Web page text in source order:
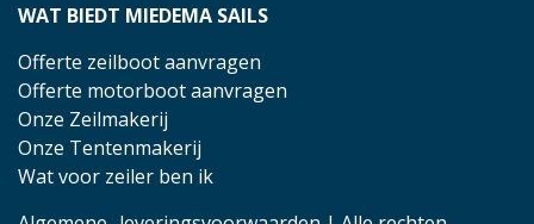
WAT BIEDT MIEDEMA SAILS
Offerte zeilboot aanvragen
Offerte motorboot aanvragen
Onze Zeilmakerij
Onze Tentenmakerij
Wat voor zeiler ben ik